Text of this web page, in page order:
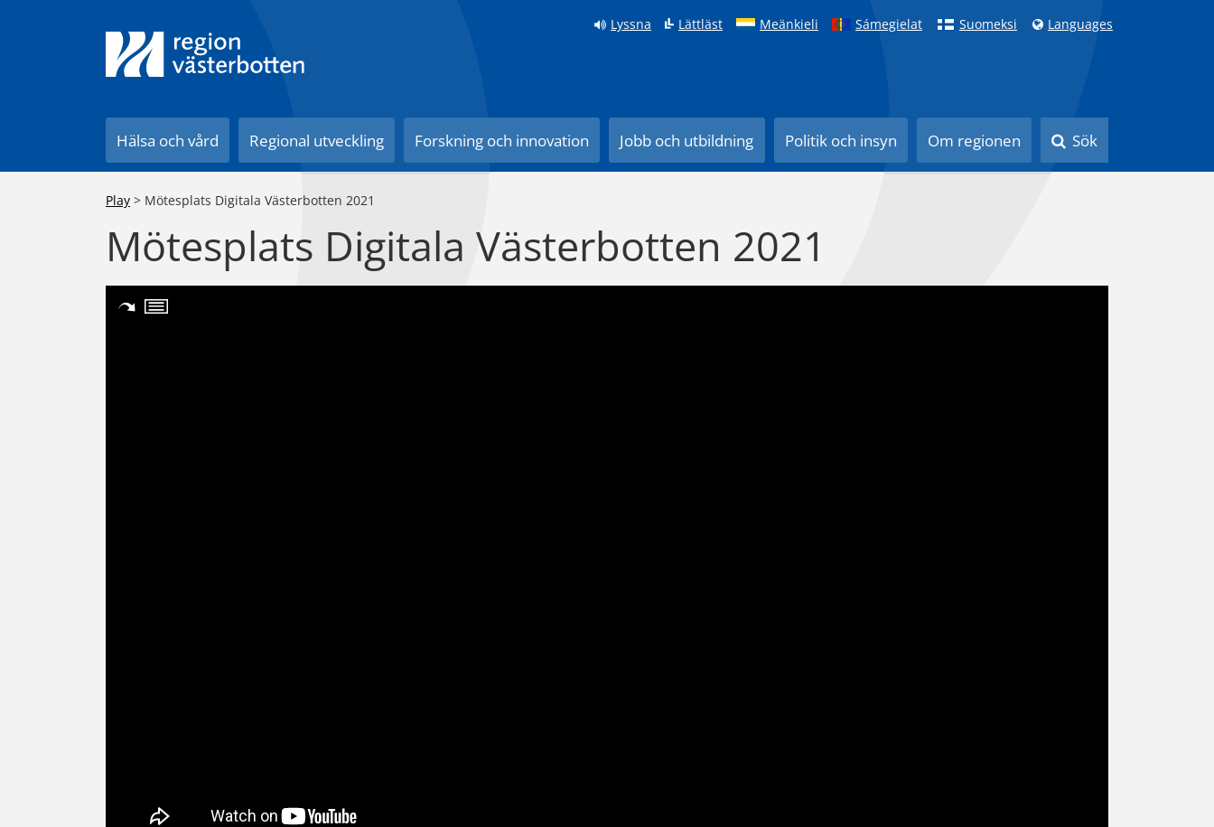
Lyssna Lättläst Meänkieli Sámegielat Suomeksi Languages
Hälsa och vård Regional utveckling Forskning och innovation Jobb och utbildning Politik och insyn Om regionen Sök
Play > Mötesplats Digitala Västerbotten 2021
Mötesplats Digitala Västerbotten 2021